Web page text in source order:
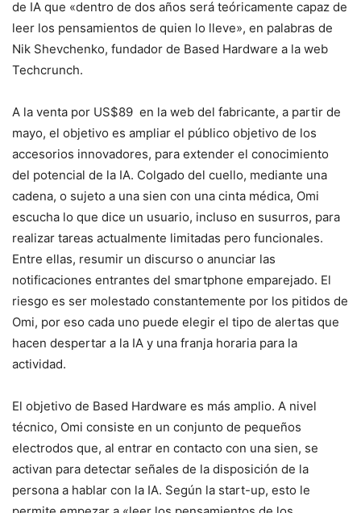
de IA que «dentro de dos años será teóricamente capaz de
leer los pensamientos de quien lo lleve», en palabras de
Nik Shevchenko, fundador de Based Hardware a la web
Techcrunch.
A la venta por US$89 en la web del fabricante, a partir de
mayo, el objetivo es ampliar el público objetivo de los
accesorios innovadores, para extender el conocimiento
del potencial de la IA. Colgado del cuello, mediante una
cadena, o sujeto a una sien con una cinta médica, Omi
escucha lo que dice un usuario, incluso en susurros, para
realizar tareas actualmente limitadas pero funcionales.
Entre ellas, resumir un discurso o anunciar las
notificaciones entrantes del smartphone emparejado. El
riesgo es ser molestado constantemente por los pitidos de
Omi, por eso cada uno puede elegir el tipo de alertas que
hacen despertar a la IA y una franja horaria para la
actividad.
El objetivo de Based Hardware es más amplio. A nivel
técnico, Omi consiste en un conjunto de pequeños
electrodos que, al entrar en contacto con una sien, se
activan para detectar señales de la disposición de la
persona a hablar con la IA. Según la start-up, esto le